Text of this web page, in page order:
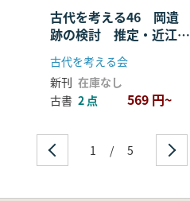
古代を考える46 岡遺
跡の検討 推定・近江国
栗太郡衙
古代を考える会
新刊 在庫なし
古書 2 点 569 円~
1 / 5